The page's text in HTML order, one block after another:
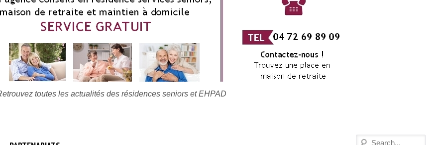
toutes les actualités des résidences seniors et EHPAD